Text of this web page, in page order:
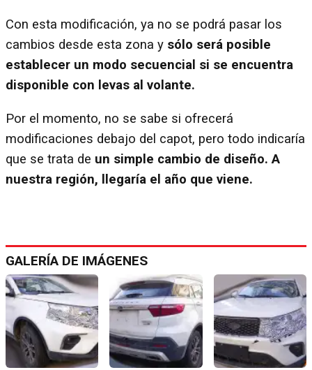
Con esta modificación, ya no se podrá pasar los
cambios desde esta zona y sólo será posible
establecer un modo secuencial si se encuentra
disponible con levas al volante.
Por el momento, no se sabe si ofrecerá
modificaciones debajo del capot, pero todo indicaría
que se trata de un simple cambio de diseño. A
nuestra región, llegaría el año que viene.
GALERÍA DE IMÁGENES